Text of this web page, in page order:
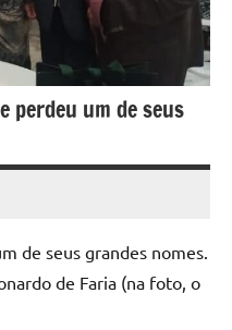
perdeu um de seus
de seus grandes nomes.
de Faria (na foto, o